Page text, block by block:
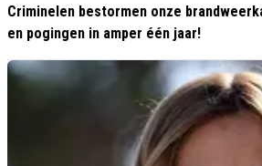
Criminelen bestormen onze
en pogingen in amper één jaar!